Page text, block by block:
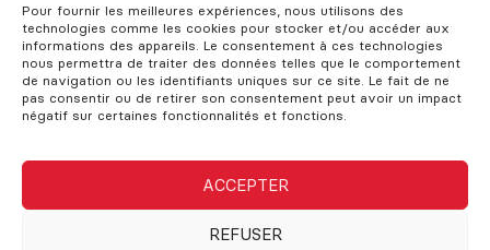
Pour fournir les meilleures expériences, nous utilisons des
technologies comme les cookies pour stocker et/ou accéder aux
informations des appareils. Le consentement à ces technologies
nous permettra de traiter des données telles que le comportement
de navigation ou les identifiants uniques sur ce site. Le fait de ne
pas consentir ou de retirer son consentement peut avoir un impact
négatif sur certaines fonctionnalités et fonctions.
ACCEPTER
REFUSER
Blogue
Vlogue
Explorer les propriétés
Par catégories
©Francine Poirier, 2026
Aliquando 3, ID-3 Innovations